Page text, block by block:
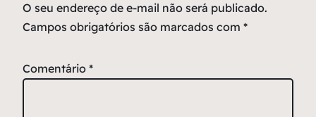
O seu endereço de e-mail não será publicado.
Campos obrigatórios são marcados com *
Comentário *